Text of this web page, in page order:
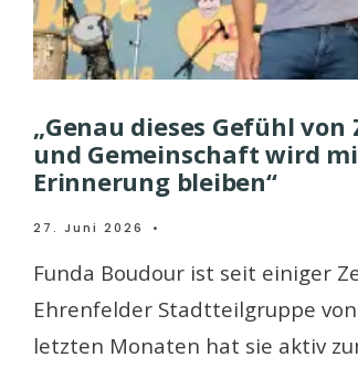
„Genau dieses Gefühl
und Gemeinschaft wird
Erinnerung bleiben“
27. Juni 2026 •
Funda Boudour ist seit einiger
Ehrenfelder Stadtteilgruppe von
letzten Monaten hat sie aktiv